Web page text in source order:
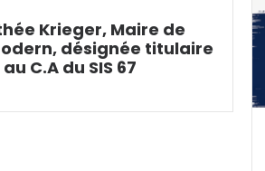
Krieger, Maire de
désignée titulaire
au C.A du SIS 67